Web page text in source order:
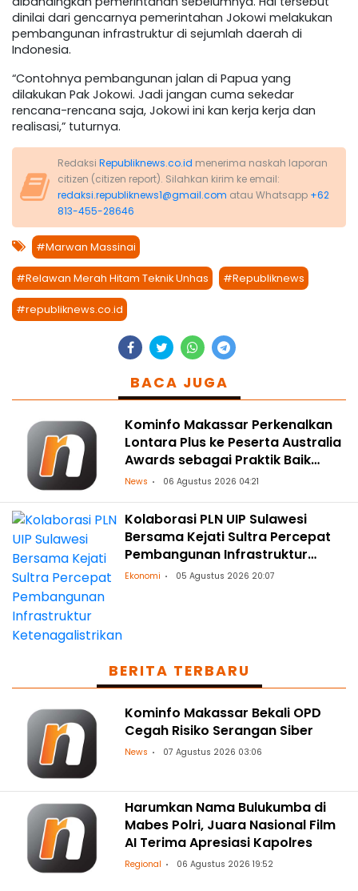
dinilai dari gencarnya pemerintahan Jokowi melakukan
pembangunan infrastruktur di sejumlah daerah di
Indonesia.
“Contohnya pembangunan jalan di Papua yang
dilakukan Pak Jokowi. Jadi jangan cuma sekedar
rencana-rencana saja, Jokowi ini kan kerja kerja dan
realisasi,” tuturnya.
Redaksi Republiknews.co.id menerima naskah laporan
citizen (citizen report). Silahkan kirim ke email:
redaksi.republiknews1@gmail.com atau Whatsapp +62
813-455-28646
#Marwan Massinai
#Relawan Merah Hitam Teknik Unhas #Republiknews
#republiknews.co.id
BACA JUGA
Kominfo Makassar Perkenalkan
Lontara Plus ke Peserta Australia
Awards sebagai Praktik Baik
Transformasi Digital
News 06 Agustus 2026 04:21
Kolaborasi PLN UIP Sulawesi
Bersama Kejati Sultra Percepat
Pembangunan Infrastruktur
Ketenagalistrikan
Ekonomi 05 Agustus 2026 20:07
BERITA TERBARU
Kominfo Makassar Bekali OPD
Cegah Risiko Serangan Siber
News 07 Agustus 2026 03:06
Harumkan Nama Bulukumba di
Mabes Polri, Juara Nasional Film
AI Terima Apresiasi Kapolres
Regional 06 Agustus 2026 19:52